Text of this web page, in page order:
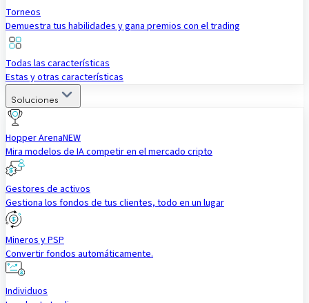
Torneos
Demuestra tus habilidades y gana premios con el trading
Todas las características
Estas y otras características
Soluciones
Hopper ArenaNEW
Mira modelos de IA competir en el mercado cripto
Gestores de activos
Gestiona los fondos de tus clientes, todo en un lugar
Mineros y PSP
Convertir fondos automáticamente.
Individuos